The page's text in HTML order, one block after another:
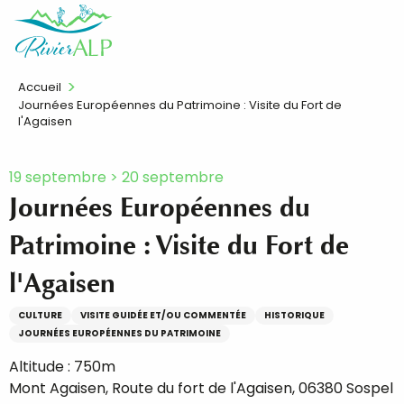
contenu
FR
Accueil
Journées Européennes du Patrimoine : Visite du Fort de
l'Agaisen
19 septembre > 20 septembre
Journées Européennes du
Patrimoine : Visite du Fort de
l'Agaisen
CULTURE VISITE GUIDÉE ET/OU COMMENTÉE
HISTORIQUE
JOURNÉES EUROPÉENNES DU PATRIMOINE
Altitude : 750m
Mont Agaisen, Route du fort de l'Agaisen, 06380 Sospel